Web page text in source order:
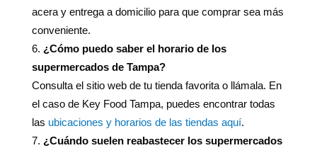
acera y entrega a domicilio para que comprar sea más
conveniente.
¿Cómo puedo saber el horario de los
supermercados de Tampa?
Consulta el sitio web de tu tienda favorita o llámala. En
el caso de Key Food Tampa, puedes encontrar todas
las ubicaciones y horarios de las tiendas aquí.
¿Cuándo suelen reabastecer los supermercados